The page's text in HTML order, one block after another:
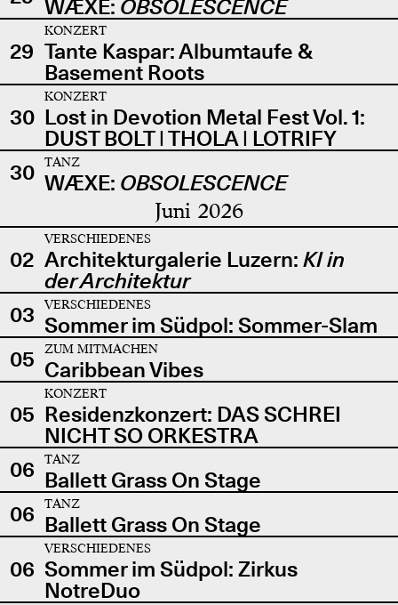
WÆXE: OBSOLESCENCE
29
KONZERT
Tante Kaspar: Albumtaufe &
Basement Roots
30
KONZERT
Lost in Devotion Metal Fest Vol. 1:
DUST BOLT | THOLA | LOTRIFY
30
TANZ
WÆXE: OBSOLESCENCE
Juni 2026
02
VERSCHIEDENES
Architekturgalerie Luzern: KI in
der Architektur
03
VERSCHIEDENES
Sommer im Südpol: Sommer-Slam
05
ZUM MITMACHEN
Caribbean Vibes
05
KONZERT
Residenzkonzert: DAS SCHREI
NICHT SO ORKESTRA
06
TANZ
Ballett Grass On Stage
06
TANZ
Ballett Grass On Stage
06
VERSCHIEDENES
Sommer im Südpol: Zirkus
NotreDuo